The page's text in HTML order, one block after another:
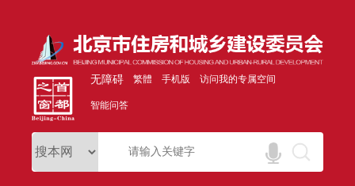
无障碍 繁體 手机版 访问我的专属空间
智能问答